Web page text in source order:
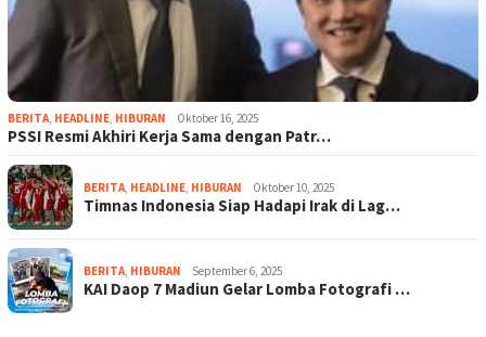
BERITA HEADLINE HIBURAN Oktober 16, 2025
PSSI Resmi Akhiri Kerja Sama dengan Patr…
BERITA HEADLINE HIBURAN Oktober 10, 2025
Timnas Indonesia Siap Hadapi Irak di Lag…
BERITA HIBURAN September 6, 2025
KAI Daop 7 Madiun Gelar Lomba Fotografi …